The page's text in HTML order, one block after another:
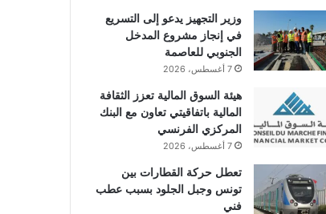
وزير التجهيز يدعو إلى التسريع
في إنجاز مشروع المدخل
الجنوبي للعاصمة
7 أغسطس، 2026
هيئة السوق المالية تعزز الثقافة
المالية باتفاقيتي تعاون مع البنك
المركزي الفرنسي
7 أغسطس، 2026
تعطل حركة القطارات بين
تونس وجبل الجلود بسبب عطب
فني